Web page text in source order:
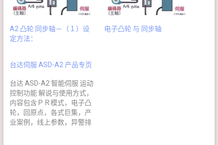
A2 凸轮 同步轴－（１）设
定方法：
电子凸轮 与 同步轴
台达伺服 ASD-A2 产品专页
台达 ASD-A2 智能伺服 运动
控制功能 解说与使用方式，
内容包含ＰＲ模式，电子凸
轮，回原点，各式巨集，产
业案例，线上参数，异警排